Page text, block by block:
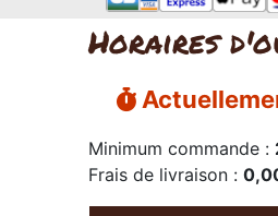
Horaires
Minimum commande :
Frais de livraison :